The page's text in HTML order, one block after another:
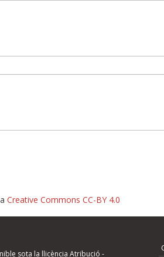
Creative Commons CC-BY 4.0
sota la llicència Atribució -